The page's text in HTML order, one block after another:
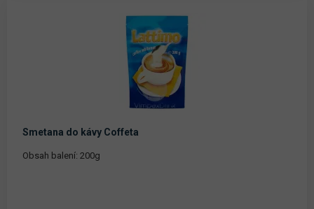
Smetana do kávy Coffeta
Obsah balení: 200g